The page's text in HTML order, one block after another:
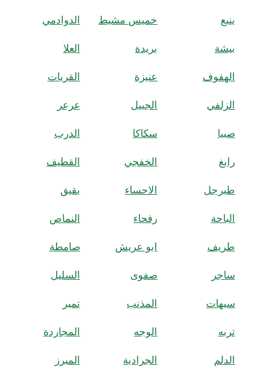
ينبع خميس مشيط الدوادمي
بيشة بريدة العلا
الهفوف عنيزة القريات
الزلفي الجبيل عرعر
صبيا سكاكا الدرب
رابغ الخفجي القطيف
طبرجل الاحساء بقيق
الباحة رفحاء النماص
طريف ابو عريش صامطة
ساجر صفوى السليل
سيهات المذنب تمير
تربه الوجه المجاردة
الدلم الجرادية المبرز